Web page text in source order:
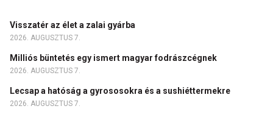
Visszatér az élet a zalai gyárba
2026. AUGUSZTUS 7.
Milliós büntetés egy ismert magyar fodrászcégnek
2026. AUGUSZTUS 7.
Lecsap a hatóság a gyrososokra és a sushiéttermekre
2026. AUGUSZTUS 7.